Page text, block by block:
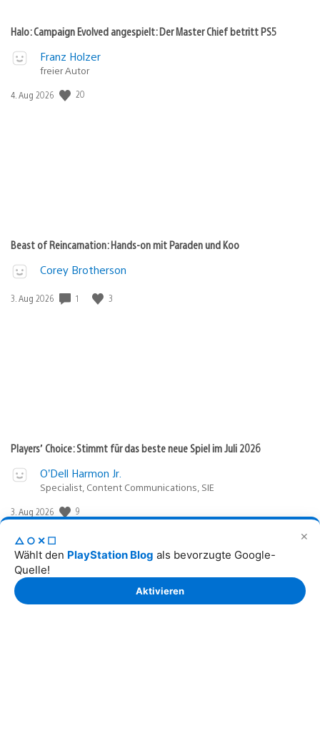
✕
△○✕☐
Wählt den PlayStation Blog als bevorzugte Google-
Quelle!
Aktivieren
Halo: Campaign Evolved angespielt: Der Master Chief betritt PS5
Franz Holzer
freier Autor
Veröffentlichungsdatum:
4. Aug 2026 20
Beast of Reincarnation: Hands-on mit Paraden und Koo
Corey Brotherson
Veröffentlichungsdatum:
3. Aug 2026 1 3
Players’ Choice: Stimmt für das beste neue Spiel im Juli 2026
O’Dell Harmon Jr.
Specialist, Content Communications, SIE
Veröffentlichungsdatum:
3. Aug 2026 9
Select
a
Aktuelle
Region:
Deutsch Nach oben